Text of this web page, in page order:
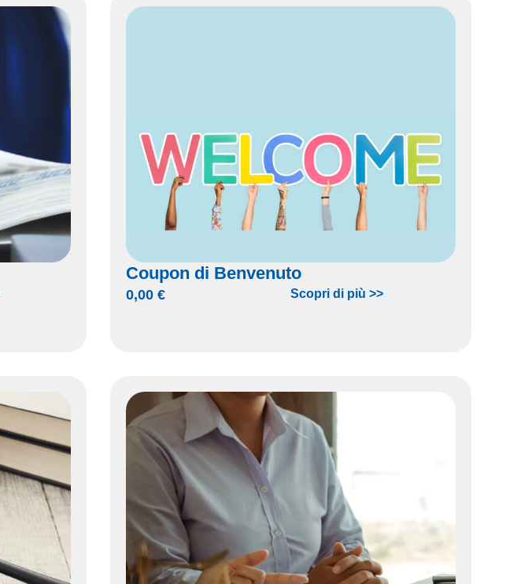
Coupon di Benvenuto
0,00 € Scopri di più >>